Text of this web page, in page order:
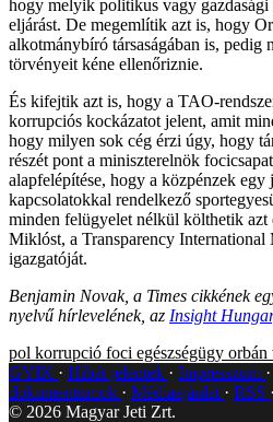
hogy melyik politikus vagy
eljárást. De megemlítik azt is, hogy
alkotmánybíró társaságában is, pedig
törvényeit kéne ellenőriznie.
És kifejtik azt is, hogy a TAO-
korrupciós kockázatot jelent, amit
hogy milyen sok cég érzi úgy, hogy
részét pont a miniszterelnök
alapfelépítése, hogy a közpénzek egy
kapcsolatokkal rendelkező
minden felügyelet nélkül költhetik
Miklóst, a Transparency International
igazgatóját.
Benjamin Novak, a Times cikkének
nyelvű hírlevelének, az Insight
pol korrupció foci egészségügy
GYIK
Hibát jelentek Impresszum
dokumentumok
Médiaajánlat RSS
© 2026 Magyar Jeti Zrt.